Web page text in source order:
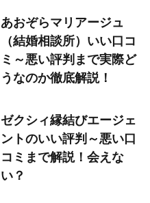
あおぞらマリアージュ
（結婚相談所）いい口コ
ミ～悪い評判まで実際ど
うなのか徹底解説！
ゼクシィ縁結びエージェ
ントのいい評判～悪い口
コミまで解説！会えな
い？